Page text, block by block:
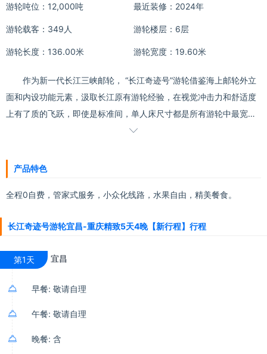
游轮吨位：12,000吨 最近装修：2024年
游轮载客：349人 游轮楼层：6层
游轮长度：136.00米 游轮宽度：19.60米
作为新一代长江三峡邮轮， “长江奇迹号”游轮借鉴海上邮轮外立
面和内设功能元素，汲取长江原有游轮经验，在视觉冲击力和舒适度
上有了质的飞跃，即使是标准间，单人床尺寸都是所有游轮中最宽
的。配套有休闲娱乐、商业购物、中西餐饮等功能，使70多个经典元
风景线，亦是一座移动的水上宫殿，更是寄情山水、亲近自然、商务
休闲、品味尊贵的绝处佳境！

产品特色
全程0自费，管家式服务，小众化线路，水果自由，精美餐食。
长江奇迹号游轮宜昌-重庆精致5天4晚【新行程】行程
第1天 宜昌
 早餐: 敬请自理
 午餐: 敬请自理
 晚餐: 含